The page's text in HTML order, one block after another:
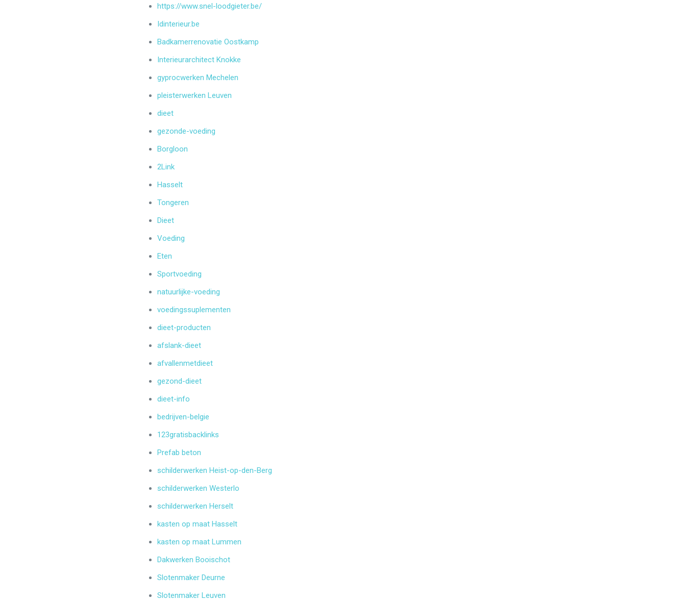
https://www.snel-loodgieter.be/
Idinterieur.be
Badkamerrenovatie Oostkamp
Interieurarchitect Knokke
gyprocwerken Mechelen
pleisterwerken Leuven
dieet
gezonde-voeding
Borgloon
2Link
Hasselt
Tongeren
Dieet
Voeding
Eten
Sportvoeding
natuurlijke-voeding
voedingssuplementen
dieet-producten
afslank-dieet
afvallenmetdieet
gezond-dieet
dieet-info
bedrijven-belgie
123gratisbacklinks
Prefab beton
schilderwerken Heist-op-den-Berg
schilderwerken Westerlo
schilderwerken Herselt
kasten op maat Hasselt
kasten op maat Lummen
Dakwerken Booischot
Slotenmaker Deurne
Slotenmaker Leuven